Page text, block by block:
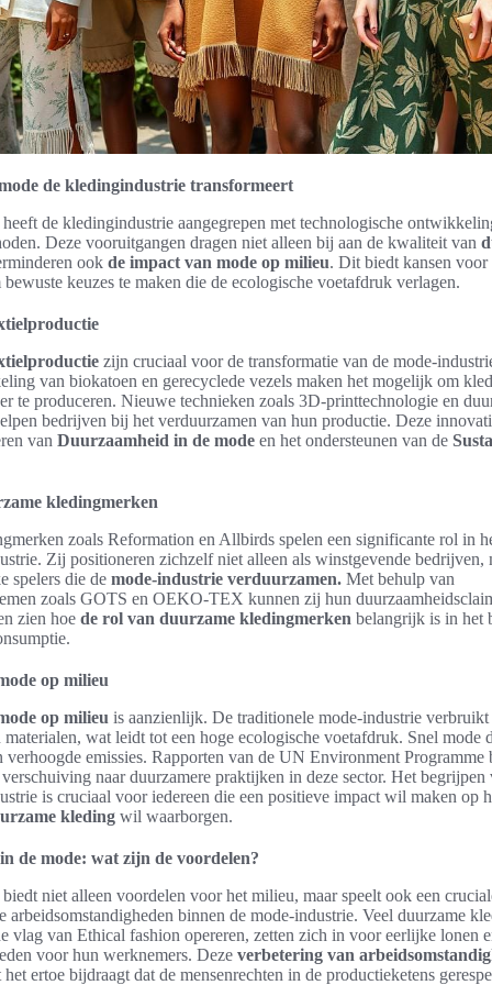
de kledingindustrie transformeert
de kledingindustrie aangegrepen met technologische
Deze vooruitgangen dragen niet alleen bij aan de kwaliteit van
ook de impact van mode op milieu. Dit biedt kansen voor
bewuste keuzes te maken die de ecologische voetafdruk verlagen.
zijn cruciaal voor de transformatie van de mode-
van biokatoen en gerecyclede vezels maken het mogelijk om
te produceren. Nieuwe technieken zoals 3D-printtechnologie en
bedrijven bij het verduurzamen van hun productie. Deze
van Duurzaamheid in de mode en het ondersteunen van de
kledingmerken
zoals Reformation en Allbirds spelen een significante rol in
Zij positioneren zichzelf niet alleen als winstgevende bedrijven,
spelers die de mode-industrie verduurzamen. Met behulp van
zoals GOTS en OEKO-TEX kunnen zij hun
zien hoe de rol van duurzame kledingmerken belangrijk is in het
op milieu
op milieu is aanzienlijk. De traditionele mode-industrie
materialen, wat leidt tot een hoge ecologische voetafdruk. Snel mode
verhoogde emissies. Rapporten van de UN Environment Programme
naar duurzamere praktijken in deze sector. Het begrijpen
is cruciaal voor iedereen die een positieve impact wil maken op
kleding wil waarborgen.
de mode: wat zijn de voordelen?
niet alleen voordelen voor het milieu, maar speelt ook een
arbeidsomstandigheden binnen de mode-industrie. Veel duurzame
vlag van Ethical fashion opereren, zetten zich in voor eerlijke lonen
voor hun werknemers. Deze verbetering van
het ertoe bijdraagt dat de mensenrechten in de productieketens